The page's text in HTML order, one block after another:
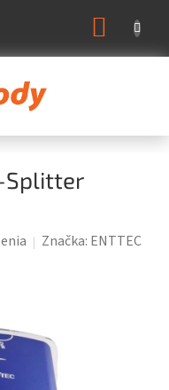
Splitter
Značka: ENTTEC